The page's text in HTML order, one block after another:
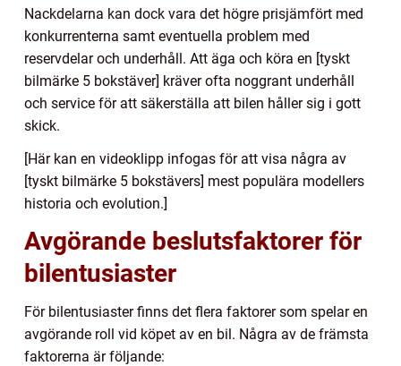
Nackdelarna kan dock vara det högre prisjämfört med
konkurrenterna samt eventuella problem med
reservdelar och underhåll. Att äga och köra en [tyskt
bilmärke 5 bokstäver] kräver ofta noggrant underhåll
och service för att säkerställa att bilen håller sig i gott
skick.
[Här kan en videoklipp infogas för att visa några av
[tyskt bilmärke 5 bokstävers] mest populära modellers
historia och evolution.]
Avgörande beslutsfaktorer för
bilentusiaster
För bilentusiaster finns det flera faktorer som spelar en
avgörande roll vid köpet av en bil. Några av de främsta
faktorerna är följande: